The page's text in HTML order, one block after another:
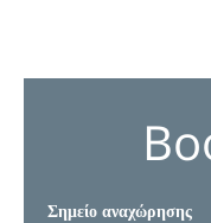
Σημείο αναχώρησης